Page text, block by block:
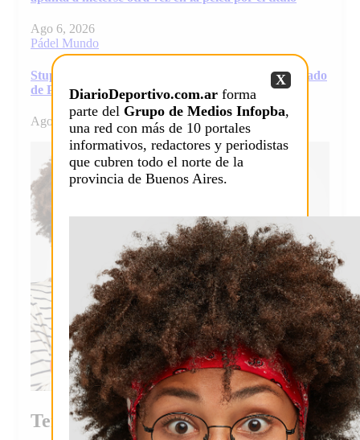
Ago 6, 2026
Pádel Mundo
Stupaczuk y Yanguas se separan y sacuden el mercado
de Premier Padel
Ago 6, 2026
X
DiarioDeportivo.com.ar forma
parte del Grupo de Medios Infopba,
una red con más de 10 portales
informativos, redactores y periodistas
que cubren todo el norte de la
provincia de Buenos Aires.
Tendencia